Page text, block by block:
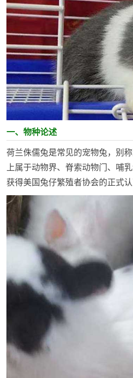
一、物种论述
荷兰侏儒兔是常见的宠物兔，别
上属于动物界、脊索动物门、哺
获得美国兔仔繁殖者协会的正式认